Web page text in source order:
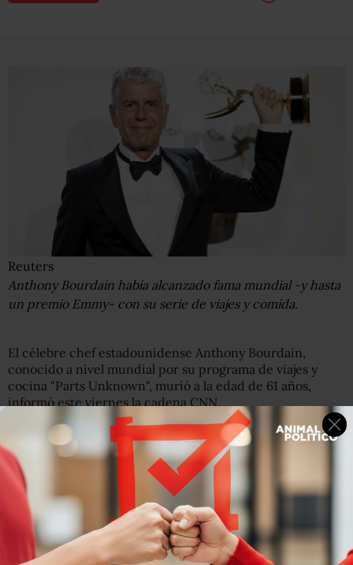
Reuters
Anthony Bourdain había alcanzado fama mundial -y hasta
un premio Emmy- con su serie de viajes y comida.
El célebre chef estadounidense Anthony Bourdain,
conocido a nivel mundial por su programa de viajes y
cocina "Parts Unknown", murió a la edad de 61 años,
informó este viernes la cadena CNN.
Según la cadena, donde se transmitía el programa,
Bourdain fue encontrado en el cuarto de un hotel en
Francia, donde estaba trabajando en un nuevo episodio
de la serie.
En un comunicado CNN afirmó que la causa de la muerte
suicidio.